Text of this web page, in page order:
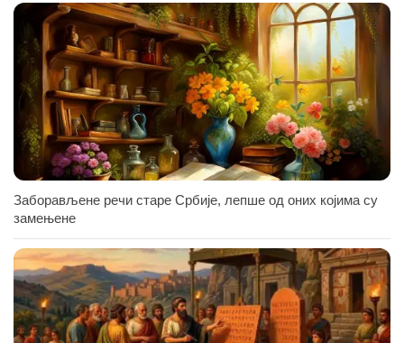
Заборављене речи старе Србије, лепше од оних којима су
замењене